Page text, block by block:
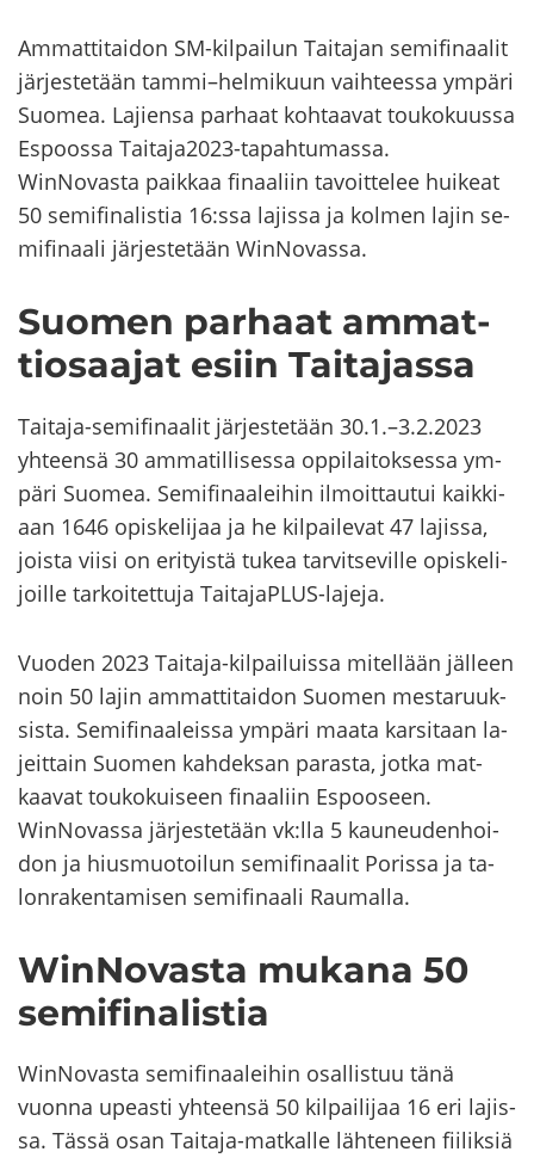
Am­mat­ti­tai­don SM-​kilpailun Tai­ta­jan se­mi­fi­naa­lit
jär­jes­te­tään tammi–hel­mi­kuun vaih­tees­sa ym­pä­ri
Suo­mea. La­jien­sa par­haat koh­taa­vat tou­ko­kuus­sa
Es­poos­sa Tai­ta­ja2023-​tapahtumassa.
WinNovasta paik­kaa fi­naa­liin ta­voit­te­lee hui­keat
50 se­mi­fi­na­lis­tia 16:ssa la­jis­sa ja kol­men lajin se­
mi­fi­naa­li jär­jes­te­tään WinNovassa.
Suo­men par­haat am­mat­
tio­saa­jat esiin Tai­ta­jas­sa
Taitaja-​semifinaalit jär­jes­te­tään 30.1.–3.2.2023
yh­teen­sä 30 am­ma­til­li­ses­sa op­pi­lai­tok­ses­sa ym­
pä­ri Suo­mea. Se­mi­fi­naa­lei­hin il­moit­tau­tui kaik­ki­
aan 1646 opis­ke­li­jaa ja he kil­pai­le­vat 47 la­jis­sa,
jois­ta viisi on eri­tyis­tä tukea tar­vit­se­vil­le opis­ke­li­
joil­le tar­koi­tet­tu­ja TaitajaPLUS-​lajeja.
Vuo­den 2023 Taitaja-​kilpailuissa mi­tel­lään jäl­leen
noin 50 lajin am­mat­ti­tai­don Suo­men mes­ta­ruuk­
sis­ta. Se­mi­fi­naa­leis­sa ym­pä­ri maata kar­si­taan la­
jeit­tain Suo­men kah­dek­san pa­ras­ta, jotka mat­
kaa­vat tou­ko­kui­seen fi­naa­liin Es­poo­seen.
WinNovassa jär­jes­te­tään vk:lla 5 kau­neu­den­hoi­
don ja hius­muo­toi­lun se­mi­fi­naa­lit Po­ris­sa ja ta­
lon­ra­ken­ta­mi­sen se­mi­fi­naa­li Rau­mal­la.
WinNovasta mu­ka­na 50
se­mi­fi­na­lis­tia
WinNovasta se­mi­fi­naa­lei­hin osal­lis­tuu tänä
vuon­na upeas­ti yh­teen­sä 50 kil­pai­li­jaa 16 eri la­jis­
sa. Tässä osan Taitaja-​matkalle läh­te­neen fii­lik­siä